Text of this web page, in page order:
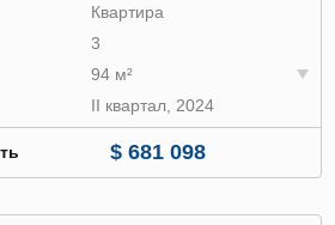
Квартира
3
94 м²
II квартал, 2024
$ 681 098